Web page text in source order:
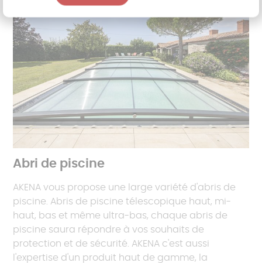
Abri de piscine
AKENA vous propose une large variété d'abris de
piscine. Abris de piscine télescopique haut, mi-
haut, bas et même ultra-bas, chaque abris de
piscine saura répondre à vos souhaits de
protection et de sécurité. AKENA c'est aussi
l'expertise d'un produit haut de gamme, la